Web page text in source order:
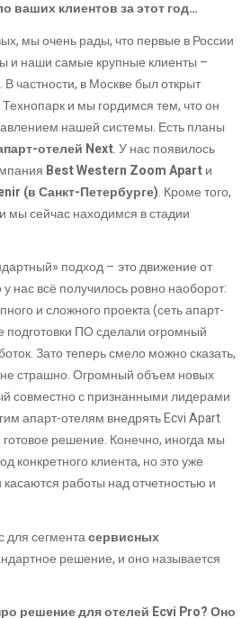
ваших клиентов за этот год…
мы очень рады, что первые в России
и наши самые крупные клиенты –
В частности, в Москве был открыт
и мы гордимся тем, что он
нашей системы. Есть планы
отелей Next. У нас появилось
Best Western Zoom Apartи
(в Санкт-Петербурге). Кроме того,
сейчас находимся в стадии
подход – это движение от
нас всё получилось ровно наоборот:
и сложного проекта (сеть апарт-
подготовки ПО сделали огромный
Зато теперь смело можно сказать,
страшно. Огромный объем новых
совместно с признанными лидерами
апарт-отелям внедрять Ecvi Apart
готовое решение. Конечно, иногда мы
конкретного клиента, но это уже
работы над отчетностью и
для сегментасервисных
решение, и оно называется
решение для отелей Ecvi Pro? Оно